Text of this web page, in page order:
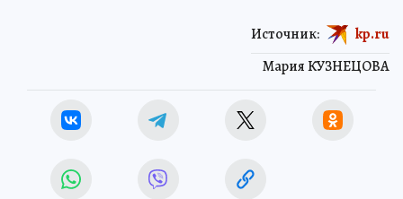
Мария КУЗНЕЦОВА
Источник: kp.ru